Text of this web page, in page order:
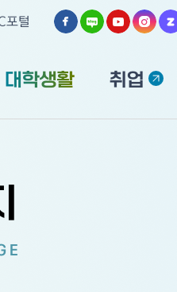
포털
대학생활 취업